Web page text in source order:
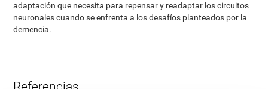
adaptación que necesita para repensar y readaptar los circuitos
neuronales cuando se enfrenta a los desafíos planteados por la
demencia.